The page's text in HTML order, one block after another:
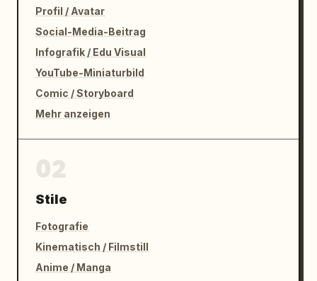
Profil / Avatar
Social-Media-Beitrag
Infografik / Edu Visual
YouTube-Miniaturbild
Comic / Storyboard
Mehr anzeigen
Stile
Fotografie
Kinematisch / Filmstill
Anime / Manga